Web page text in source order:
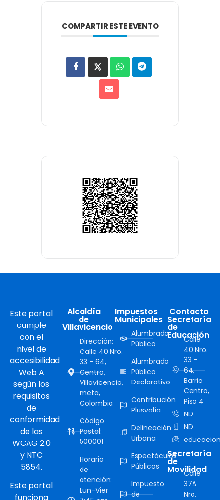
COMPARTIR ESTE EVENTO
Este portal
cumple
con el
nivel de
accesibilidad
Web A
según los
requisitos
de
conformidad
de las
WCAG 2.0
y NTC
5854.
Este portal
funciona
Alcaldía
de
Villavicencio
Dirección:
Calle 40 Nro.
33 - 64,
Centro,
Villavicencio,
meta,
Colombia
Código
Postal:
500001
Horario
de
atención:
Lun-Vier
Impuestos
Municipales
Alumbrado
Público
Alumbrado
Público
Declarativo
Contribución
Plusvalía
Delineación
Urbana
Espectáculos
Públicos
Impuesto
de
Contacto
Secretaría
de
Educación
Calle
40 Nro.
33 -
64,
Barrio
Centro,
Piso 4
ND
ND
Secretaría
de
Movilidad
Calle
37A
Nro.